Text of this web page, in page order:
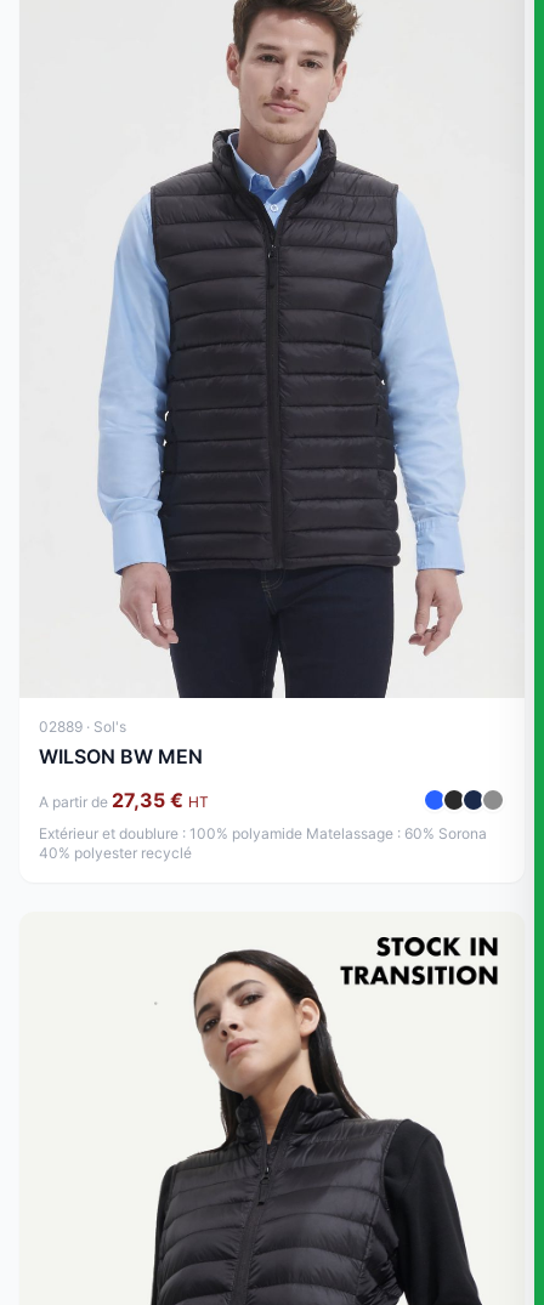
02889 · Sol's
WILSON BW MEN
A partir de 27,35 € HT
Extérieur et doublure : 100% polyamide Matelassage : 60% Sorona
40% polyester recyclé